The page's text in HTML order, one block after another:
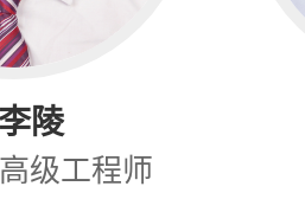
陵
级工程师